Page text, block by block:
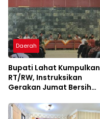
Daerah
Bupati Lahat Kumpulkan
RT/RW, Instruksikan
Gerakan Jumat Bersih